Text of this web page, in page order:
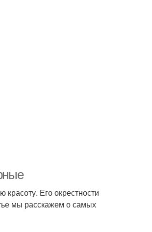
Его окрестности
мы расскажем о самых